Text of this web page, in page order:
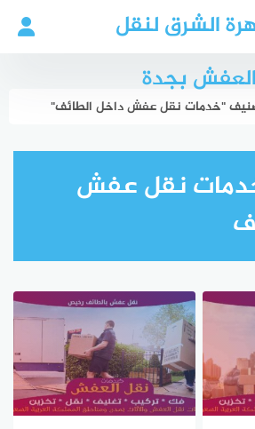
الشرق لنقل
العفش بجدة
"خدمات نقل عفش داخل الطائف"
نقل عفش